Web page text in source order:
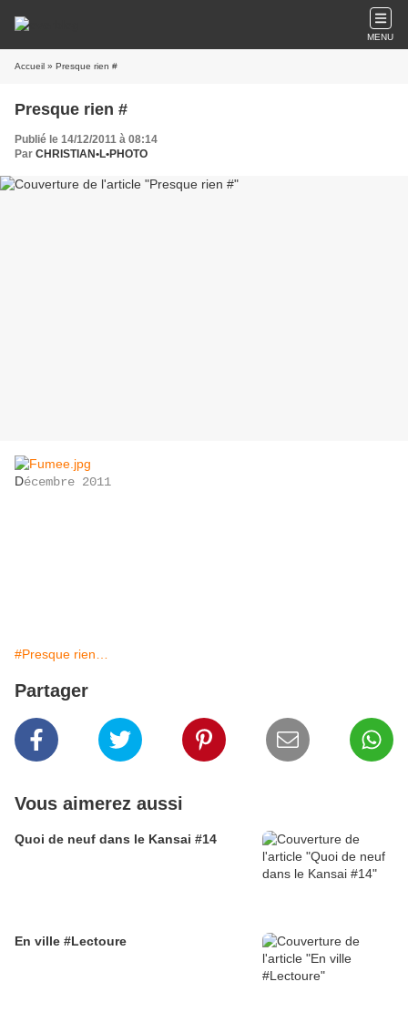
MENU
Accueil » Presque rien #
Presque rien #
Publié le 14/12/2011 à 08:14
Par CHRISTIAN•L•PHOTO
Décembre 2011
#Presque rien…
Partager
Vous aimerez aussi
Quoi de neuf dans le Kansai #14
En ville #Lectoure